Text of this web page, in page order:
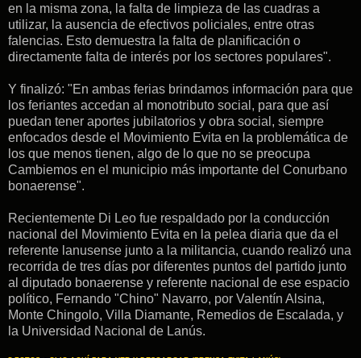
en la misma zona, la falta de limpieza de las cuadras a
utilizar, la ausencia de efectivos policiales, entre otras
falencias. Esto demuestra la falta de planificación o
directamente falta de interés por los sectores populares".
Y finalizó: "En ambas ferias brindamos información para que
los feriantes accedan al monotributo social, para que así
puedan tener aportes jubilatorios y obra social, siempre
enfocados desde el Movimiento Evita en la problemática de
los que menos tienen, algo de lo que no se preocupa
Cambiemos en el municipio más importante del Conurbano
bonaerense".
Recientemente Di Leo fue respaldado por la conducción
nacional del Movimiento Evita en la pelea diaria que da el
referente lanusense junto a la militancia, cuando realizó una
recorrida de tres días por diferentes puntos del partido junto
al diputado bonaerense y referente nacional de ese espacio
político, Fernando "Chino" Navarro, por Valentín Alsina,
Monte Chingolo, Villa Diamante, Remedios de Escalada, y
la Universidad Nacional de Lanús.